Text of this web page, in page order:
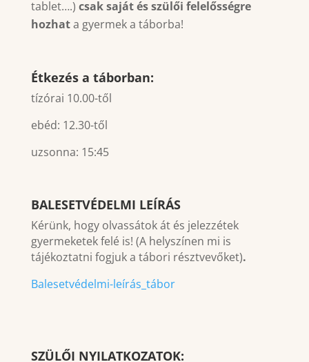
tablet….) csak saját és szülői felelősségre
hozhata gyermek a táborba!
Étkezés a táborban:
tízórai 10.00-től
ebéd: 12.30-től
uzsonna: 15:45
BALESETVÉDELMI LEÍRÁS
Kérünk, hogy olvassátok át és jelezzétek
gyermeketek felé is! (A helyszínen mi is
tájékoztatni fogjuk a tábori résztvevőket).
Balesetvédelmi-leírás_tábor
SZÜLŐI NYILATKOZATOK: